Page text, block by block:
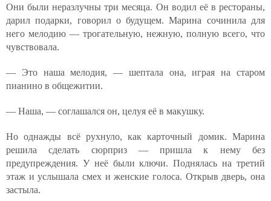
Они были неразлучны три месяца. Он водил её в рестораны,
дарил подарки, говорил о будущем. Марина сочинила для
него мелодию — трогательную, нежную, полную всего, что
чувствовала.
— Это наша мелодия, — шептала она, играя на старом
пианино в общежитии.
— Наша, — соглашался он, целуя её в макушку.
Но однажды всё рухнуло, как карточный домик. Марина
решила сделать сюрприз — пришла к нему без
предупреждения. У неё были ключи. Поднялась на третий
этаж и услышала смех и женские голоса. Открыв дверь, она
застыла.